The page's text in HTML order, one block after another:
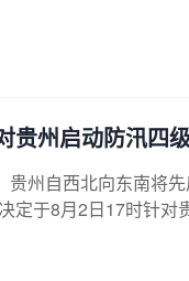
贵州启动防汛四
州自西北向东南将
定于8月2日17时针对